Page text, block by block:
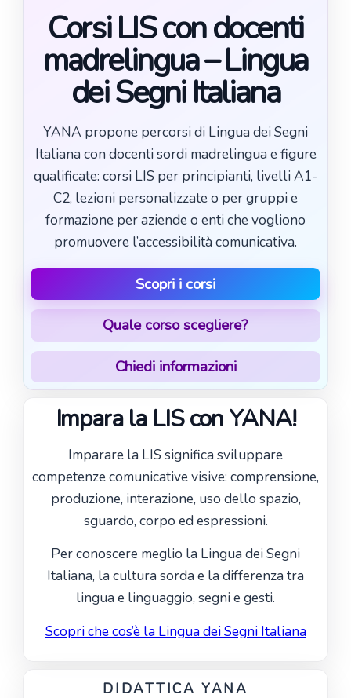
Corsi LIS con docenti
madrelingua – Lingua
dei Segni Italiana
YANA propone percorsi di Lingua dei Segni
Italiana con docenti sordi madrelingua e figure
qualificate: corsi LIS per principianti, livelli A1-
C2, lezioni personalizzate o per gruppi e
formazione per aziende o enti che vogliono
promuovere l’accessibilità comunicativa.
Scopri i corsi
Quale corso scegliere?
Chiedi informazioni
Impara la LIS con YANA!
Imparare la LIS significa sviluppare
competenze comunicative visive: comprensione,
produzione, interazione, uso dello spazio,
sguardo, corpo ed espressioni.
Per conoscere meglio la Lingua dei Segni
Italiana, la cultura sorda e la differenza tra
lingua e linguaggio, segni e gesti.
Scopri che cos’è la Lingua dei Segni Italiana
DIDATTICA YANA